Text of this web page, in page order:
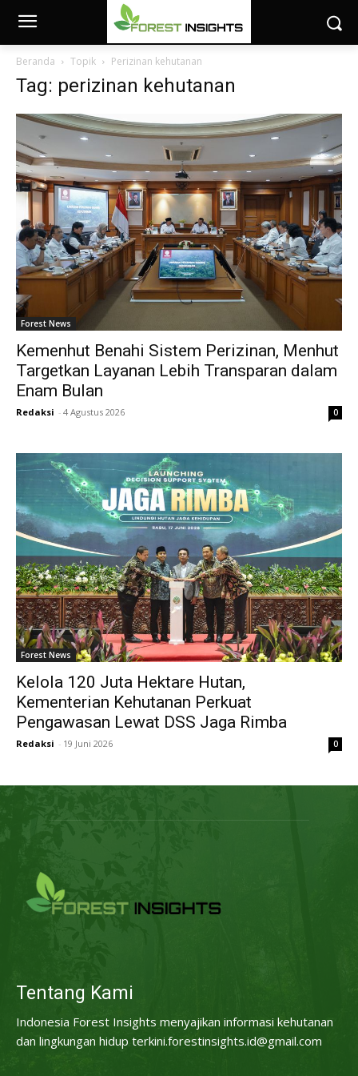
Beranda Topik Perizinan kehutanan
Tag: perizinan kehutanan
Forest News
Kemenhut Benahi Sistem Perizinan, Menhut
Targetkan Layanan Lebih Transparan dalam
Enam Bulan
Redaksi - 4 Agustus 2026 0
Forest News
Kelola 120 Juta Hektare Hutan,
Kementerian Kehutanan Perkuat
Pengawasan Lewat DSS Jaga Rimba
Redaksi - 19 Juni 2026 0
Tentang Kami
Indonesia Forest Insights menyajikan informasi kehutanan
dan lingkungan hidup terkini.forestinsights.id@gmail.com